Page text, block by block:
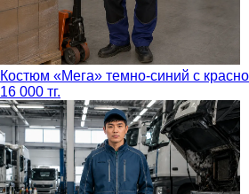
Костюм «Мега» темно-синий с
16 000 тг.